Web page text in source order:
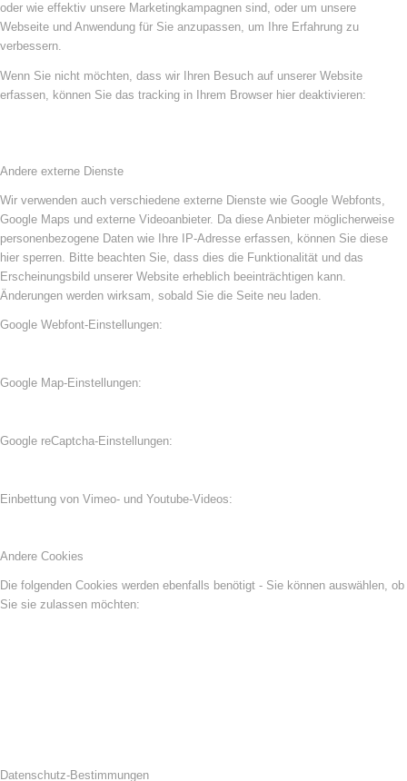
oder wie effektiv unsere Marketingkampagnen sind, oder um unsere
Webseite und Anwendung für Sie anzupassen, um Ihre Erfahrung zu
verbessern.
Wenn Sie nicht möchten, dass wir Ihren Besuch auf unserer Website
erfassen, können Sie das tracking in Ihrem Browser hier deaktivieren:
Andere externe Dienste
Wir verwenden auch verschiedene externe Dienste wie Google Webfonts,
Google Maps und externe Videoanbieter. Da diese Anbieter möglicherweise
personenbezogene Daten wie Ihre IP-Adresse erfassen, können Sie diese
hier sperren. Bitte beachten Sie, dass dies die Funktionalität und das
Erscheinungsbild unserer Website erheblich beeinträchtigen kann.
Änderungen werden wirksam, sobald Sie die Seite neu laden.
Google Webfont-Einstellungen:
Google Map-Einstellungen:
Google reCaptcha-Einstellungen:
Einbettung von Vimeo- und Youtube-Videos:
Andere Cookies
Die folgenden Cookies werden ebenfalls benötigt - Sie können auswählen, ob
Sie sie zulassen möchten:
Datenschutz-Bestimmungen